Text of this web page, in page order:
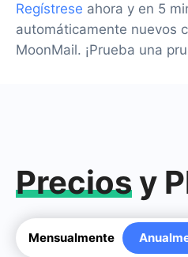
Regístrese ahora y en 5
automáticamente nuevos
MoonMail. ¡Prueba una
Preciosy
Mensualmente